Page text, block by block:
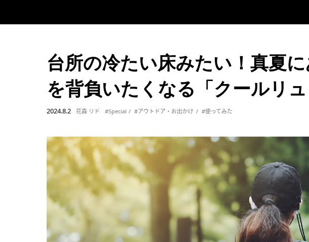
台所の冷たい床みたい！真夏
を背負いたくなる「クールリュ
2024.8.2 花森 リド #Special #アウトドア・お出かけ #使ってみた